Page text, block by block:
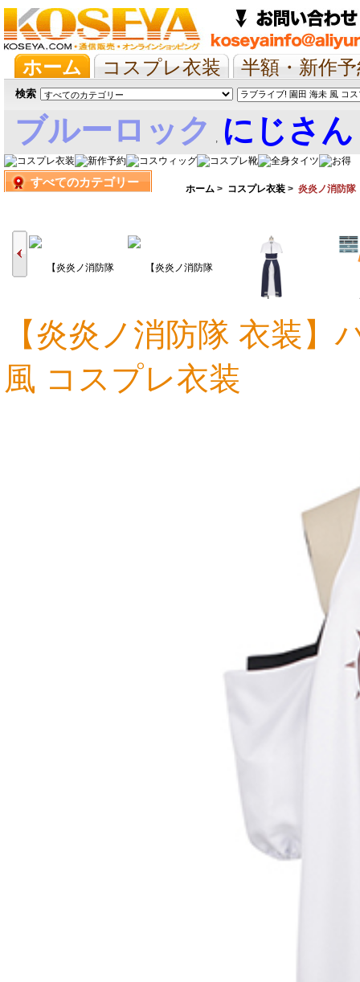
ホーム コスプレ衣装
半額・新作
抱き枕/布団/シーツ
ツイステ ウマ
検索
ブルーロック , にじさ
娘すべてのカテゴリー ホーム > コスプレ衣装 > 炎炎ノ消防隊
13,918円
【炎炎ノ消防隊 衣装
風 コスプレ衣装